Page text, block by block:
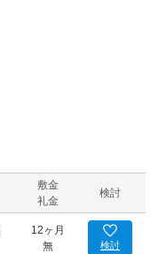
敷金
礼金
検討
12ヶ月
無
検討